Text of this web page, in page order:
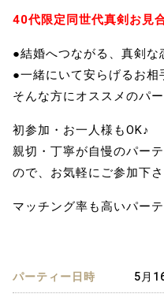
40代限定同世代真剣お見
●結婚へつながる、真剣な
●一緒にいて安らげるお相
そんな方にオススメのパ
初参加・お一人様もOK♪
親切・丁寧が自慢のパー
ので、お気軽にご参加下
マッチング率も高いパー
パーティー日時 5月